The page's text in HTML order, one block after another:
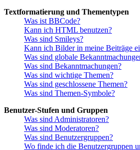
Textformatierung und Thementypen
Was ist BBCode?
Kann ich HTML benutzen?
Was sind Smileys?
Kann ich Bilder in meine Beiträge
Was sind globale
Was sind Bekanntmachungen?
Was sind wichtige Themen?
Was sind geschlossene Themen?
Was sind Themen-Symbole?
Benutzer-Stufen und Gruppen
Was sind Administratoren?
Was sind Moderatoren?
Was sind Benutzergruppen?
Wo finde ich die Benutzergruppen